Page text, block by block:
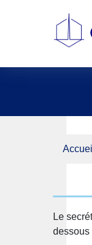
Accueil
Le
dessous